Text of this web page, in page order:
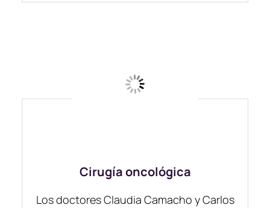
Cirugía oncológica
Los doctores Claudia Camacho y Carlos